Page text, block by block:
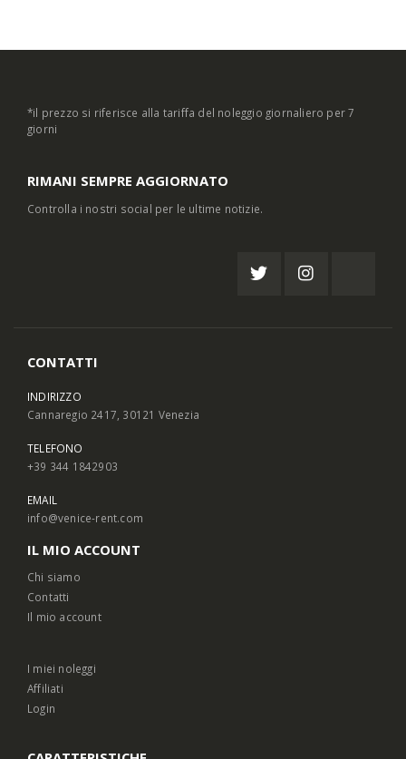
*il prezzo si riferisce alla tariffa del noleggio giornaliero per 7
giorni
RIMANI SEMPRE AGGIORNATO
Controlla i nostri social per le ultime notizie.
CONTATTI
INDIRIZZO
Cannaregio 2417, 30121 Venezia
TELEFONO
+39 344 1842903
EMAIL
info@venice-rent.com
IL MIO ACCOUNT
Chi siamo
Contatti
Il mio account
I miei noleggi
Affiliati
Login